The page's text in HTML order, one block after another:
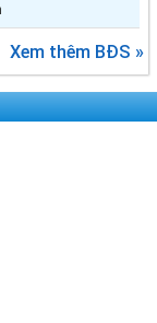
Xem thêm BĐS »